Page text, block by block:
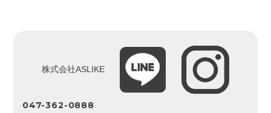
株式会社ASLIKE
047-362-0888